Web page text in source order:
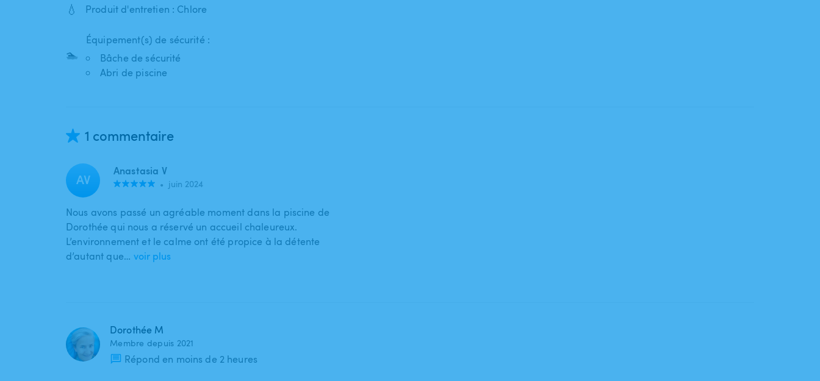
💧 Produit d'entretien : Chlore
🏊
Équipement(s) de sécurité :
Bâche de sécurité
Abri de piscine
1 commentaire
AV Anastasia V
• juin 2024
Nous avons passé un agréable moment dans la piscine de
Dorothée qui nous a réservé un accueil chaleureux.
L’environnement et le calme ont été propice à la détente
d’autant que… voir plus
Dorothée M
Membre depuis 2021
Répond en moins de 2 heures